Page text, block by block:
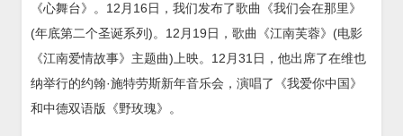
《心舞台》。12月16日，我们发布了歌曲《我们会在那里》
(年底第二个圣诞系列)。12月19日，歌曲《江南芙蓉》(电影
《江南爱情故事》主题曲)上映。12月31日，他出席了在维也
纳举行的约翰·施特劳斯新年音乐会，演唱了《我爱你中国》
和中德双语版《野玫瑰》。